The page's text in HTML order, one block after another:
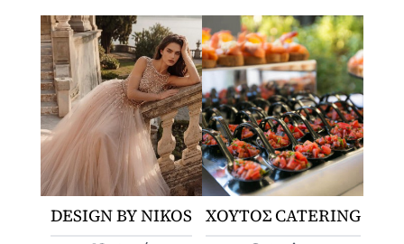
DESIGN BY NIKOS
ΧΟΥΤΟΣ CATERING